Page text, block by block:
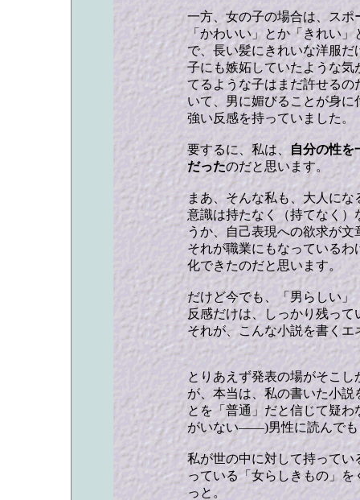
一方、女の子の場合は、ス
「かわいい」とか「きれい
で、長い髪にきれいな洋服
子にも嫉妬していたような
てるような子はまだ許せる
いて、男に媚びることが身
強い反感を持っていました。
要するに、私は、 自分の性を
だったのだと思います。
まあ、そんな私も、大人に
意識は持たなく（持てなく
うか、自己表現への欲求が
それが職業にもなっている
化できたのだと思います。
だけど今でも、「男らしい
反感だけは、しっかり残って
それが、こんな小説を書く
とりあえず発表の場がそこ
が、本当は、私の書いた小
とを「普通」だと信じて疑
がいない――)男性に読んでも
私が世の中に対して持って
っている「女らしきもの」
っと。